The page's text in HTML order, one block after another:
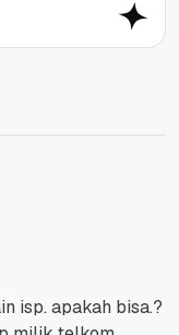
isp. apakah bisa.?